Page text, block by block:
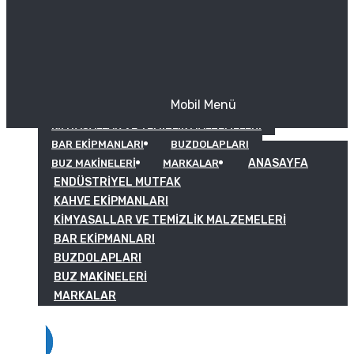
KIMYASALLAR VE TEMIZLIK MALZEMELERI
BAR EKIPMANLARI
BUZDOLAPLARI
BUZ MAKINELERI
MARKALAR
Mobil Menü
ANASAYFA
ENDÜSTRIYEL MUTFAK
KAHVE EKIPMANLARI
KIMYASALLAR VE TEMIZLIK MALZEMELERI
BAR EKIPMANLARI
BUZDOLAPLARI
BUZ MAKINELERI
MARKALAR